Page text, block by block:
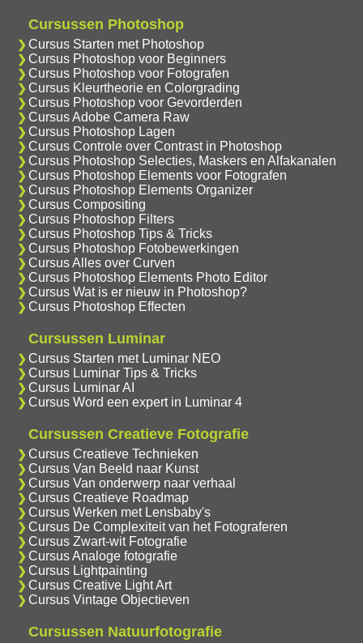
Cursussen Photoshop
Cursus Starten met Photoshop
Cursus Photoshop voor Beginners
Cursus Photoshop voor Fotografen
Cursus Kleurtheorie en Colorgrading
Cursus Photoshop voor Gevorderden
Cursus Adobe Camera Raw
Cursus Photoshop Lagen
Cursus Controle over Contrast in Photoshop
Cursus Photoshop Selecties, Maskers en Alfakanalen
Cursus Photoshop Elements voor Fotografen
Cursus Photoshop Elements Organizer
Cursus Compositing
Cursus Photoshop Filters
Cursus Photoshop Tips & Tricks
Cursus Photoshop Fotobewerkingen
Cursus Alles over Curven
Cursus Photoshop Elements Photo Editor
Cursus Wat is er nieuw in Photoshop?
Cursus Photoshop Effecten
Cursussen Luminar
Cursus Starten met Luminar NEO
Cursus Luminar Tips & Tricks
Cursus Luminar AI
Cursus Word een expert in Luminar 4
Cursussen Creatieve Fotografie
Cursus Creatieve Technieken
Cursus Van Beeld naar Kunst
Cursus Van onderwerp naar verhaal
Cursus Creatieve Roadmap
Cursus Werken met Lensbaby's
Cursus De Complexiteit van het Fotograferen
Cursus Zwart-wit Fotografie
Cursus Analoge fotografie
Cursus Lightpainting
Cursus Creative Light Art
Cursus Vintage Objectieven
Cursussen Natuurfotografie